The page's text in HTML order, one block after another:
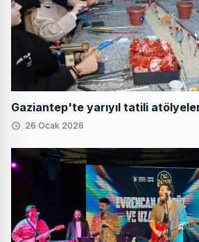
Gaziantep'te yarıyıl tatili
26 Ocak 2026